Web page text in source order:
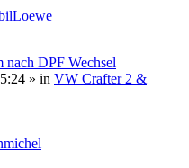
DPF Wechsel
» in VW Crafter 2 &